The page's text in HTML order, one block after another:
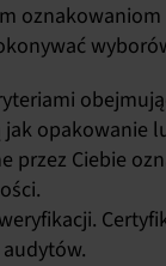
opakowanie
przez Ciebie